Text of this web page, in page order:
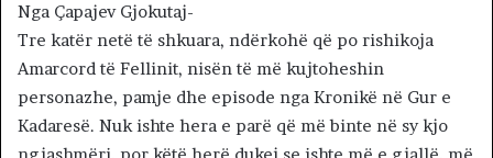
Nga Çapajev Gjokutaj-
Tre katër netë të shkuara, ndërkohë që po rishikoja
Amarcord të Fellinit, nisën të më kujtoheshin
personazhe, pamje dhe episode nga Kronikë në Gur e
Kadaresë. Nuk ishte hera e parë që më binte në sy kjo